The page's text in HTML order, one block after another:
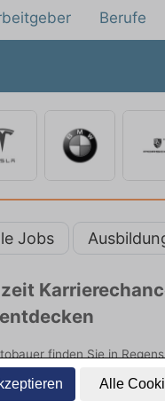
Alle
Berufe
Jobs
finden Sie in
Entdecken Sie freie
Sie sich noch